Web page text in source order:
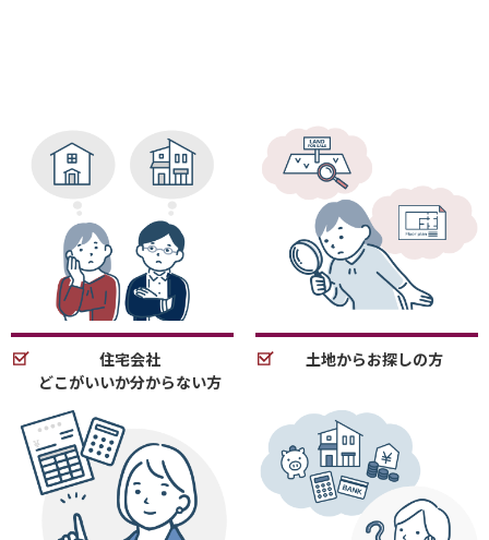
住宅会社
どこがいいか分からない方
土地からお探しの方